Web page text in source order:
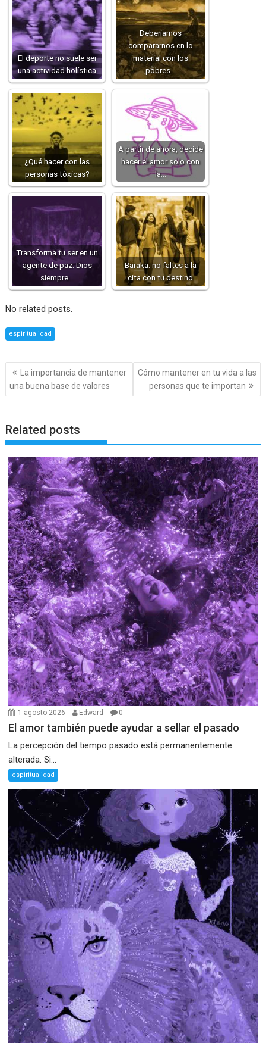
El deporte no suele ser
una actividad holística
Deberíamos
compararnos en lo
material con los
pobres…
¿Qué hacer con las
personas tóxicas?
A partir de ahora, decide
hacer el amor solo con
la…
Transforma tu ser en un
agente de paz: Dios
siempre…
Baraka: no faltes a la
cita con tu destino
No related posts.
espiritualidad
Navegación
de
entradas
La importancia de mantener
una buena base de valores
Cómo mantener en tu vida a las
personas que te importan
Related posts
1 agosto 2026 Edward 0
El amor también puede ayudar a sellar el pasado
La percepción del tiempo pasado está permanentemente
alterada. Si...
espiritualidad